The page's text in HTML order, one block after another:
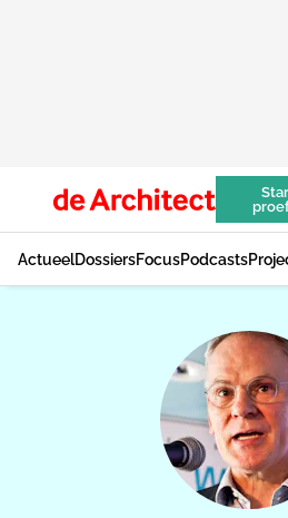
ActueelDossiersFocusPodcasts